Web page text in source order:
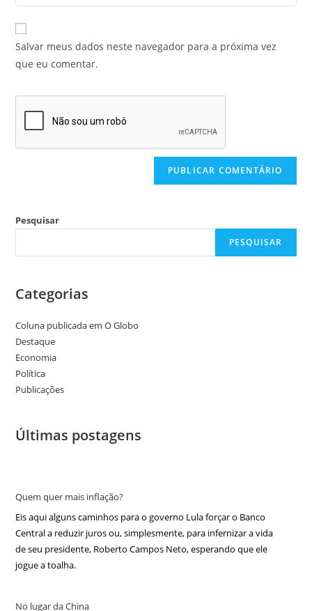
Salvar meus dados neste navegador para a próxima vez
que eu comentar.
Pesquisar
PESQUISAR
Categorias
Coluna publicada em O Globo
Destaque
Economia
Política
Publicações
Últimas postagens
Quem quer mais inflação?
Eis aqui alguns caminhos para o governo Lula forçar o Banco
Central a reduzir juros ou, simplesmente, para infernizar a vida
de seu presidente, Roberto Campos Neto, esperando que ele
jogue a toalha.
No lugar da China